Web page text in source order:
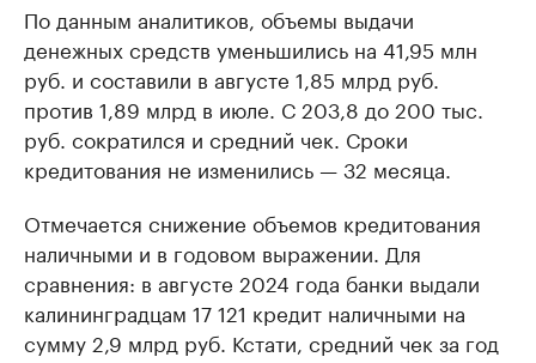
По данным аналитиков, объемы выдачи
денежных средств уменьшились на 41,95 млн
руб. и составили в августе 1,85 млрд руб.
против 1,89 млрд в июле. С 203,8 до 200 тыс.
руб. сократился и средний чек. Сроки
кредитования не изменились — 32 месяца.
Отмечается снижение объемов кредитования
наличными и в годовом выражении. Для
сравнения: в августе 2024 года банки выдали
калининградцам 17 121 кредит наличными на
сумму 2,9 млрд руб. Кстати, средний чек за год